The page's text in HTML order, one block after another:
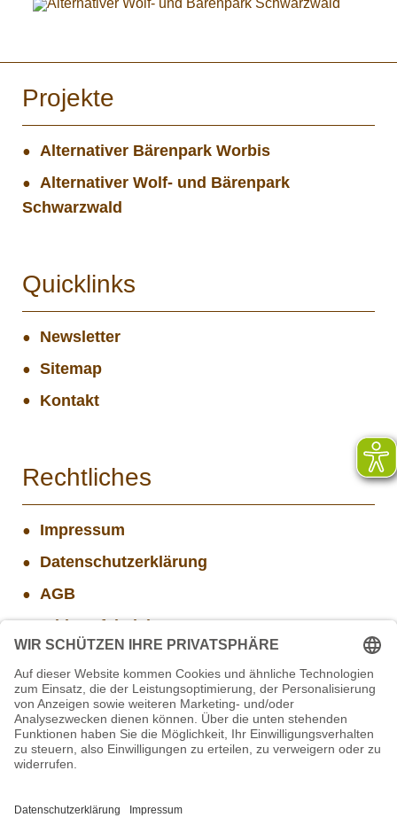
Projekte
Alternativer Bärenpark Worbis
Alternativer Wolf- und Bärenpark
Schwarzwald
Quicklinks
Newsletter
Sitemap
Kontakt
Rechtliches
Impressum
Datenschutzerklärung
AGB
Widerrufsbelehrung
Aktuelle Stellenangebote
STIFTUNG für BÄREN - Stellvertretende